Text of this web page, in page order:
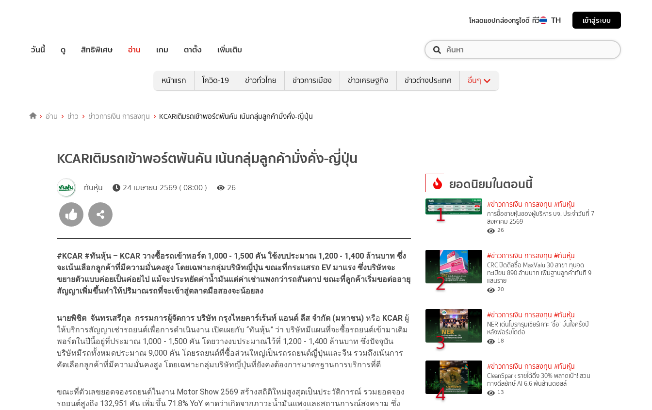
โหลดแอปกล่องทรูไอดี ทีวี TH เข้าสู่ระบบ
วันนี้ ดู สิทธิพิเศษ อ่าน เกม ตาตั้ง เพิ่มเติม
หน้าแรก โควิด-19 ข่าวทั่วไทย ข่าวการเมือง ข่าวเศรษฐกิจ ข่าวต่างประเทศ อื่นๆ
อ่าน ข่าว ข่าวการเงิน การลงทุน KCARเติมรถเข้าพอร์ตพันคัน เน้นกลุ่มลูกค้ามั่งคั่ง-ญี่ปุ่น
KCARเติมรถเข้าพอร์ตพันคัน เน้นกลุ่มลูกค้ามั่งคั่ง-ญี่ปุ่น
ทันหุ้น 24 เมษายน 2569 ( 08:00 ) 26
#KCAR #ทันหุ้น – KCAR วางซื้อรถเข้าพอร์ต 1,000 - 1,500 คัน ใช้งบประมาณ 1,200 - 1,400 ล้านบาท ซึ่ง
จะเน้นเลือกลูกค้าที่มีความมั่นคงสูง โดยเฉพาะกลุ่มบริษัทญี่ปุ่น ขณะที่กระแสรถ EV มาแรง ซึ่งบริษัทจะ
ขยายตัวแบบค่อยเป็นค่อยไป แม้จะประหยัดค่าน้ำมันแต่ค่าเช่าแพงกว่ารถสันดาป ขณะที่ลูกค้าเริ่มขอต่ออายุ
สัญญาเพิ่มขึ้นทำให้ปริมาณรถที่จะเข้าสู่ตลาดมือสองจะน้อยลง
นายพิชิต จันทรเสรีกุล กรรมการผู้จัดการ บริษัท กรุงไทยคาร์เร้นท์ แอนด์ ลีส จำกัด (มหาชน) หรือ KCAR ผู้
ให้บริการสัญญาเช่ารถยนต์เพื่อการดำเนินงาน เปิดเผยกับ “ทันหุ้น” ว่า บริษัทมีแผนที่จะซื้อรถยนต์เข้ามาเติม
พอร์ตในปีนี้อยู่ที่ประมาณ 1,000 - 1,500 คัน โดยวางงบประมาณไว้ที่ 1,200 - 1,400 ล้านบาท ซึ่งปัจจุบัน
บริษัทมีรถทั้งหมดประมาณ 9,000 คัน โดยรถยนต์ที่ซื้อส่วนใหญ่เป็นรถรถยนต์ญี่ปุ่นและจีน รวมถึงเน้นการ
คัดเลือกลูกค้าที่มีความมั่นคงสูง โดยเฉพาะกลุ่มบริษัทญี่ปุ่นที่ยังคงต้องการมาตรฐานการบริการที่ดี
ขณะที่ตัวเลขยอดจองรถยนต์ในงาน Motor Show 2569 สร้างสถิติใหม่สูงสุดเป็นประวัติการณ์ รวมยอดจอง
รถยนต์สูงถึง 132,951 คัน เพิ่มขึ้น 71.8% YoY คาดว่าเกิดจากภาวะน้ำมันแพงและสถานการณ์สงคราม ซึ่ง
ยอดนิยมในตอนนี้
1 #ข่าวการเงิน การลงทุน #ทันหุ้น
การซื้อขายหุ้นของผู้บริหาร บจ. ประจำวันที่ 7
สิงหาคม 2569
26
2
#ข่าวการเงิน การลงทุน #ทันหุ้น
CRC ปิดดีลซื้อ MaxValu 30 สาขา ทุนจด
ทะเบียน 890 ล้านบาท เพิ่มฐานลูกค้าทันที 9
แสนราย
20
3
#ข่าวการเงิน การลงทุน #ทันหุ้น
NER เด่นโบรกรุมเชียร์เคาะ ‘ซื้อ’ มั่นใจครึ่งปี
หลังฟอร์มโตต่อ
18
4
#ข่าวการเงิน การลงทุน #ทันหุ้น
CleanSpark รายได้ดิ่ง 30% พลาดเป้า! สวน
ทางดีลยักษ์ AI 6.6 พันล้านดอลล์
13